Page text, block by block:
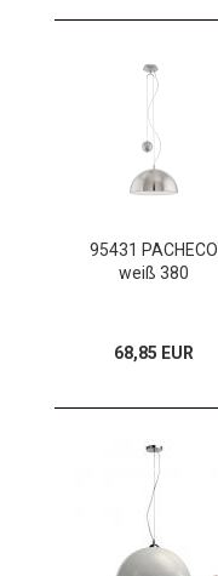
95431 PACHECO
weiß 380
68,85 EUR